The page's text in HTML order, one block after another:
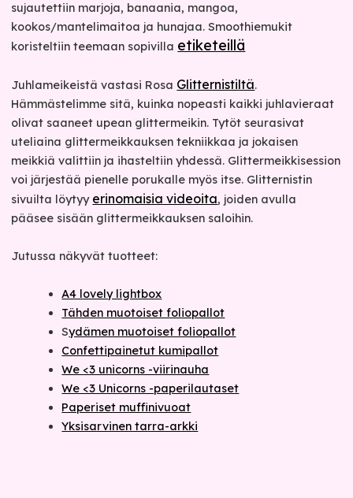
sujautettiin marjoja, banaania, mangoa,
kookos/mantelimaitoa ja hunajaa. Smoothiemukit
koristeltiin teemaan sopivilla etiketeillä
Juhlameikeistä vastasi Rosa Glitternistiltä.
Hämmästelimme sitä, kuinka nopeasti kaikki juhlavieraat
olivat saaneet upean glittermeikin. Tytöt seurasivat
uteliaina glittermeikkauksen tekniikkaa ja jokaisen
meikkiä valittiin ja ihasteltiin yhdessä. Glittermeikkisession
voi järjestää pienelle porukalle myös itse. Glitternistin
sivuilta löytyy erinomaisia videoita, joiden avulla
pääsee sisään glittermeikkauksen saloihin.
Jutussa näkyvät tuotteet:
A4 lovely lightbox
Tähden muotoiset foliopallot
Sydämen muotoiset foliopallot
Confettipainetut kumipallot
We <3 unicorns -viirinauha
We <3 Unicorns -paperilautaset
Paperiset muffinivuoat
Yksisarvinen tarra-arkki